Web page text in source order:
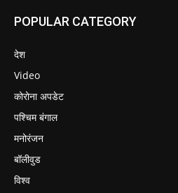
POPULAR CATEGORY
देश
Video
कोरोना अपडेट
पश्चिम बंगाल
मनोरंजन
बॉलीवुड
विश्व